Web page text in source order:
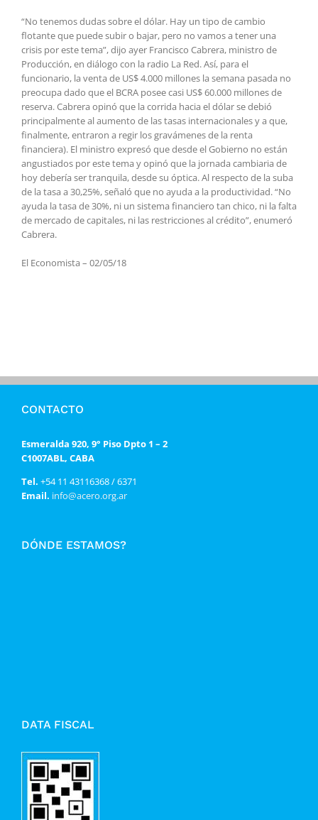
“No tenemos dudas sobre el dólar. Hay un tipo de cambio
flotante que puede subir o bajar, pero no vamos a tener una
crisis por este tema”, dijo ayer Francisco Cabrera, ministro de
Producción, en diálogo con la radio La Red. Así, para el
funcionario, la venta de US$ 4.000 millones la semana pasada no
preocupa dado que el BCRA posee casi US$ 60.000 millones de
reserva. Cabrera opinó que la corrida hacia el dólar se debió
principalmente al aumento de las tasas internacionales y a que,
finalmente, entraron a regir los gravámenes de la renta
financiera). El ministro expresó que desde el Gobierno no están
angustiados por este tema y opinó que la jornada cambiaria de
hoy debería ser tranquila, desde su óptica. Al respecto de la suba
de la tasa a 30,25%, señaló que no ayuda a la productividad. “No
ayuda la tasa de 30%, ni un sistema financiero tan chico, ni la falta
de mercado de capitales, ni las restricciones al crédito”, enumeró
Cabrera.
El Economista – 02/05/18
CONTACTO
Esmeralda 920, 9° Piso Dpto 1 – 2
C1007ABL, CABA
Tel. +54 11 43116368 / 6371
Email. info@acero.org.ar
DÓNDE ESTAMOS?
DATA FISCAL